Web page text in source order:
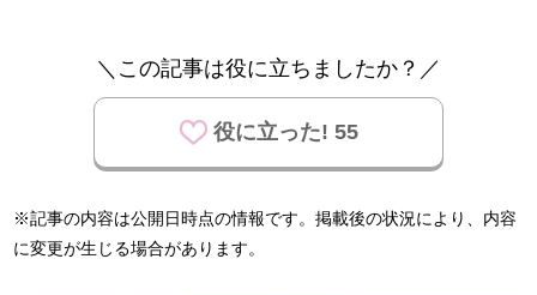
＼この記事は役に立ちましたか？／
役に立った! 55
※記事の内容は公開日時点の情報です。掲載後の状況により、内容
に変更が生じる場合があります。